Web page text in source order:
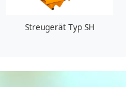
Streugerät Typ SH